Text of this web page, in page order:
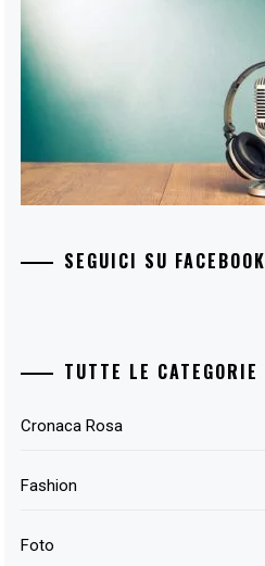
SEGUICI SU FACEBOOK
TUTTE LE CATEGORIE
Cronaca Rosa
Fashion
Foto